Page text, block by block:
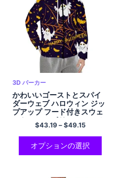
3D パーカー
かわいいゴーストとスパイ
ダーウェブ ハロウィン ジッ
プアップ フード付きスウェ
ットシャツ ポリエステル カ
ジュアルで快適なパーカー
ネイビー ブルー パーカー
$43.19 –$49.15
オプションの選択